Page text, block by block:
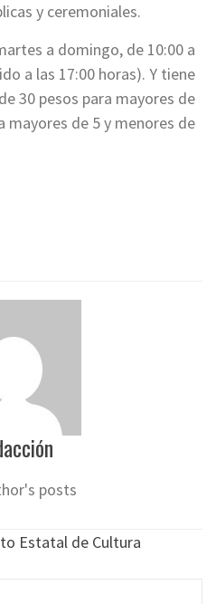
y ceremoniales.
a domingo, de 10:00 a
a las 17:00 horas). Y tiene
30 pesos para mayores de
mayores de 5 y menores de
posts
Estatal de Cultura